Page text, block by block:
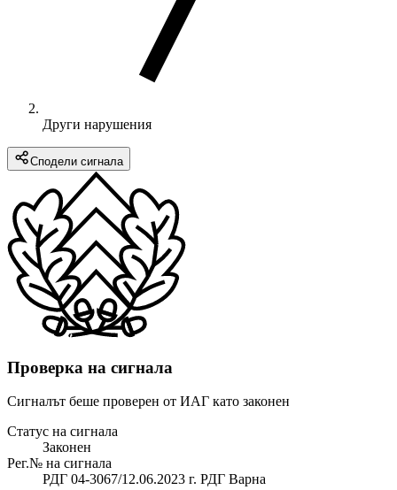
Други нарушения
Сподели сигнала
Проверка на сигнала
Сигналът беше проверен от ИАГ като законен
Статус на сигнала
Законен
Рег.№ на сигнала
РДГ 04-3067/12.06.2023 г. РДГ Варна